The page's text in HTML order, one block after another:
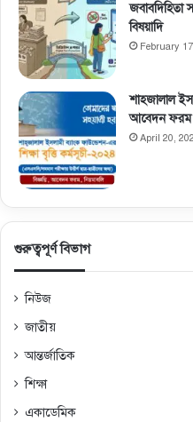
জবাবদিহিতা
বিষয়াদি
February
শাহজালাল
আবেদন ফরম
April 20,
গুরুত্বপূর্ণ বিভাগ
নিউজ
জাতীয়
আন্তর্জাতিক
শিক্ষা
একাডেমিক